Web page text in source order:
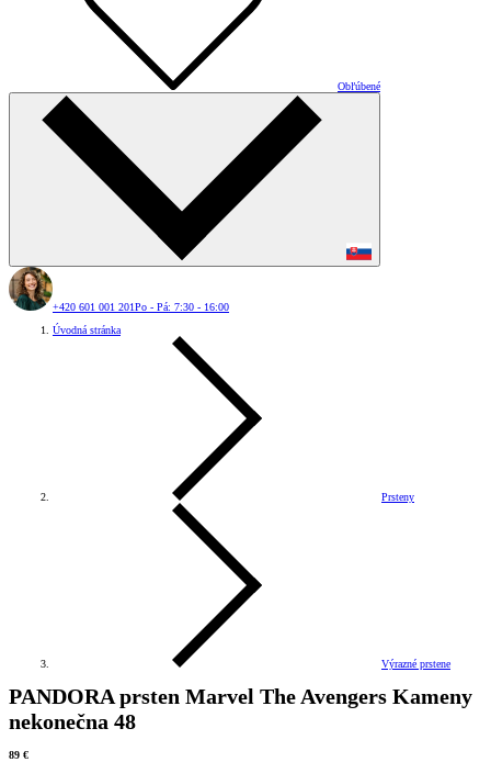
Obľúbené
+420 601 001 201Po - Pá: 7:30 - 16:00
Úvodná stránka
Prsteny
Výrazné prstene
PANDORA prsten Marvel The Avengers Kameny
nekonečna 48
89 €